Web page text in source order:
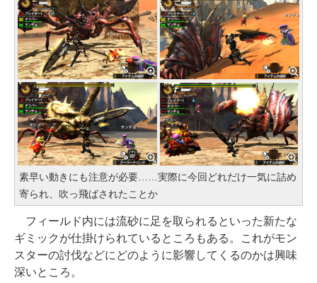
素早い動きにも注意が必要……実際に今回どれだけ一気に詰め
寄られ、吹っ飛ばされたことか
フィールド内には流砂に足を取られるといった新たな
ギミックが仕掛けられているところもある。これがモン
スターの討伐などにどのように影響してくるのかは興味
深いところ。